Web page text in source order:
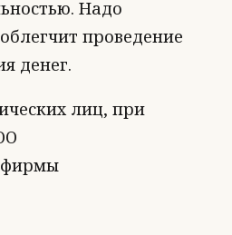
Надо
проведение
денег.
лиц, при
фирмы